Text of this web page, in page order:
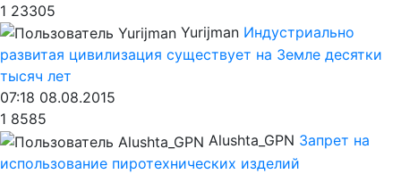
1 23305
Yurijman Индустриально
развитая цивилизация существует на Земле десятки
тысяч лет
07:18 08.08.2015
1 8585
Alushta_GPN Запрет на
использование пиротехнических изделий